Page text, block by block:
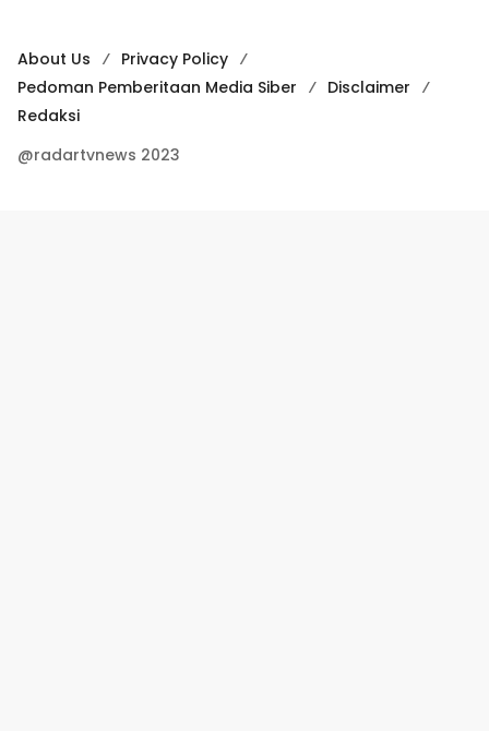
About Us
Privacy Policy
Pedoman Pemberitaan Media Siber
Disclaimer
Redaksi
@radartvnews 2023